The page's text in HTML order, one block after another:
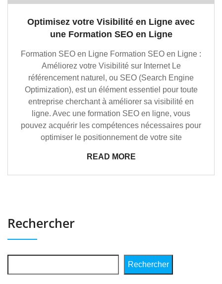
Optimisez votre Visibilité en Ligne avec
une Formation SEO en Ligne
Formation SEO en Ligne Formation SEO en Ligne :
Améliorez votre Visibilité sur Internet Le
référencement naturel, ou SEO (Search Engine
Optimization), est un élément essentiel pour toute
entreprise cherchant à améliorer sa visibilité en
ligne. Avec une formation SEO en ligne, vous
pouvez acquérir les compétences nécessaires pour
optimiser le positionnement de votre site
READ MORE
Rechercher
Rechercher